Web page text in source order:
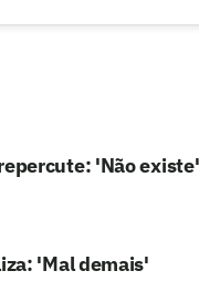
'Não existe'
'Mal demais'